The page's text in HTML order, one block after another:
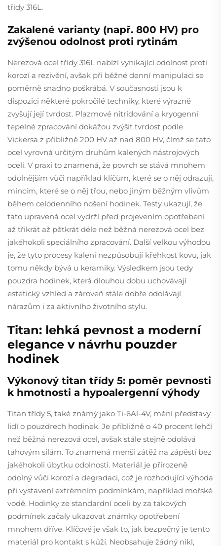
třídy 316L.
Zakalené varianty (např. 800 HV) pro
zvýšenou odolnost proti rytinám
Nerezová ocel třídy 316L nabízí vynikající odolnost proti
korozí a rezivění, avšak při běžné denní manipulaci se
poměrně snadno poškrábá. V současnosti jsou k
dispozici některé pokročilé techniky, které výrazně
zvyšují její tvrdost. Plazmové nitridování a kryogenní
tepelné zpracování dokážou zvýšit tvrdost podle
Vickersa z přibližně 200 HV až nad 800 HV, čímž se tato
ocel vyrovná určitým druhům kalených nástrojových
ocelí. V praxi to znamená, že povrch se stává mnohem
odolnějším vůči například klíčům, které se o něj odrazují,
mincím, které se o něj třou, nebo jiným běžným vlivům
během celodenního nošení hodinek. Testy ukazují, že
tato upravená ocel vydrží před projevením opotřebení
až třikrát až pětkrát déle než běžná nerezová ocel bez
jakéhokoli speciálního zpracování. Další velkou výhodou
je, že tyto procesy kalení nezpůsobují křehkost kovu, jak
tomu někdy bývá u keramiky. Výsledkem jsou tedy
pouzdra hodinek, která dlouhou dobu uchovávají
estetický vzhled a zároveň stále dobře odolávají
nárazům i za aktivního životního stylu.
Titan: lehká pevnost a moderní
elegance v návrhu pouzder
hodinek
Výkonový titan třídy 5: poměr pevnosti
k hmotnosti a hypoalergenní výhody
Titan třídy 5, také známý jako Ti-6Al-4V, mění představy
lidí o pouzdrech hodinek. Je přibližně o 40 procent lehčí
než běžná nerezová ocel, avšak stále stejně odolává
tahovým silám. To znamená menší zátěž na zápěstí bez
jakéhokoli úbytku odolnosti. Materiál je přirozeně
odolný vůči korozí a degradaci, což je rozhodující výhoda
při vystavení extrémním podmínkám, například mořské
vodě. Hodinky ze standardní oceli by za takových
podmínek začaly ukazovat známky opotřebení
mnohem dříve. Klíčové je však to, jak bezpečný je tento
materiál pro kontakt s kůží. Neobsahuje žádný nikl,